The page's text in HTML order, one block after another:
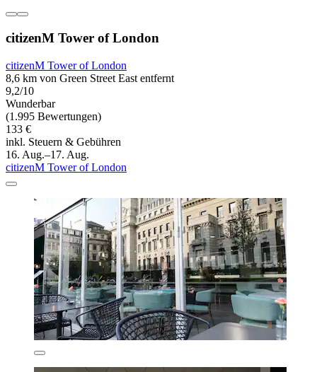
citizenM Tower of London
citizenM Tower of London
8,6 km von Green Street East entfernt
9,2/10
Wunderbar
(1.995 Bewertungen)
133 €
inkl. Steuern & Gebühren
16. Aug.–17. Aug.
citizenM Tower of London